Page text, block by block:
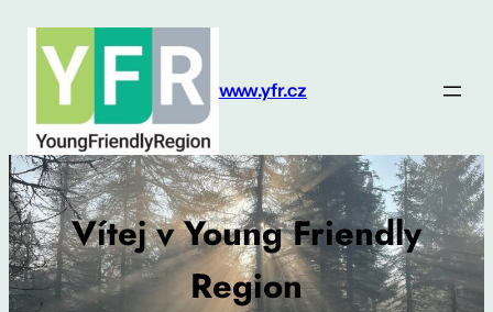
Přeskočit
obsah
www.yfr.cz
Vítej v Young Friendly
Region